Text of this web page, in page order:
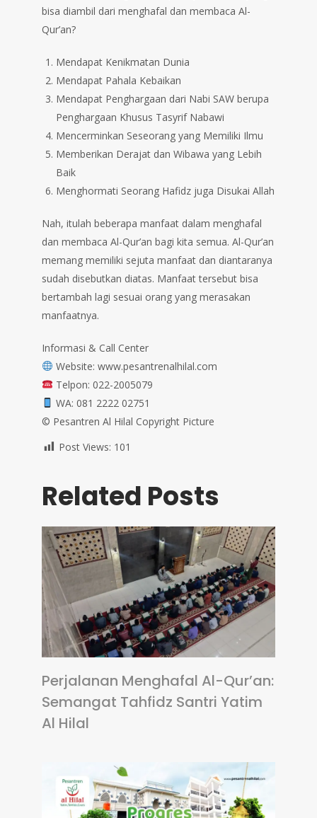
bisa diambil dari menghafal dan membaca Al-
Qur’an? ⁣⁣⁣
Mendapat Kenikmatan Dunia⁣⁣⁣
Mendapat Pahala Kebaikan⁣⁣⁣
Mendapat Penghargaan dari Nabi SAW berupa
Penghargaan Khusus Tasyrif Nabawi⁣⁣⁣
Mencerminkan Seseorang yang Memiliki Ilmu⁣⁣⁣
Memberikan Derajat dan Wibawa yang Lebih
Baik⁣⁣⁣
Menghormati Seorang Hafidz juga Disukai Allah⁣⁣⁣
Nah, itulah beberapa manfaat dalam menghafal
dan membaca Al-Qur’an bagi kita semua. Al-Qur’an
memang memiliki sejuta manfaat dan diantaranya
sudah disebutkan diatas. Manfaat tersebut bisa
bertambah lagi sesuai orang yang merasakan
manfaatnya.⁣⁣⁣
Informasi & Call Center⁣⁣⁣⁣⁣⁣⁣⁣⁣⁣⁣⁣⁣⁣⁣⁣⁣⁣⁣⁣⁣⁣⁣⁣⁣⁣⁣⁣⁣⁣⁣⁣⁣⁣⁣⁣⁣⁣⁣⁣⁣⁣⁣⁣⁣⁣⁣⁣⁣⁣⁣⁣⁣⁣⁣⁣⁣⁣⁣⁣⁣⁣⁣⁣⁣⁣⁣⁣⁣⁣⁣⁣⁣⁣⁣⁣⁣⁣⁣⁣⁣⁣⁣⁣⁣⁣⁣⁣⁣⁣⁣⁣⁣⁣⁣⁣⁣⁣⁣⁣⁣⁣⁣⁣⁣⁣
Website: www.pesantrenalhilal.com⁣⁣⁣⁣⁣⁣⁣⁣⁣⁣⁣⁣⁣⁣⁣⁣⁣⁣⁣⁣⁣⁣⁣⁣⁣⁣⁣⁣⁣⁣⁣⁣⁣⁣⁣⁣⁣⁣⁣⁣⁣⁣⁣⁣⁣
Telpon: 022-2005079⁣⁣⁣⁣⁣⁣⁣⁣⁣⁣⁣⁣⁣⁣⁣⁣⁣⁣⁣⁣⁣⁣⁣⁣⁣⁣⁣⁣⁣⁣⁣⁣⁣⁣⁣⁣⁣⁣⁣⁣⁣⁣⁣⁣⁣⁣⁣⁣⁣⁣⁣⁣⁣⁣⁣⁣⁣⁣⁣⁣⁣⁣⁣⁣⁣⁣⁣⁣⁣⁣⁣⁣⁣⁣⁣⁣⁣⁣⁣⁣⁣⁣⁣⁣⁣⁣⁣⁣⁣⁣⁣⁣⁣⁣⁣⁣⁣⁣⁣⁣⁣⁣⁣⁣⁣⁣
WA: 081 2222 02751⁣⁣⁣⁣⁣⁣⁣⁣⁣⁣⁣⁣⁣⁣⁣⁣⁣⁣⁣⁣⁣⁣⁣⁣⁣⁣⁣⁣⁣⁣⁣⁣⁣⁣⁣⁣⁣⁣⁣⁣⁣⁣⁣⁣⁣⁣⁣⁣⁣⁣⁣⁣⁣⁣⁣⁣⁣⁣⁣⁣⁣⁣⁣⁣⁣⁣⁣⁣⁣⁣⁣⁣⁣⁣⁣⁣⁣⁣⁣⁣⁣⁣⁣⁣⁣⁣⁣⁣⁣
©️ Pesantren Al Hilal Copyright Picture
Post Views: 101
Related Posts
Perjalanan Menghafal Al-Qur’an:
Semangat Tahfidz Santri Yatim
Al Hilal